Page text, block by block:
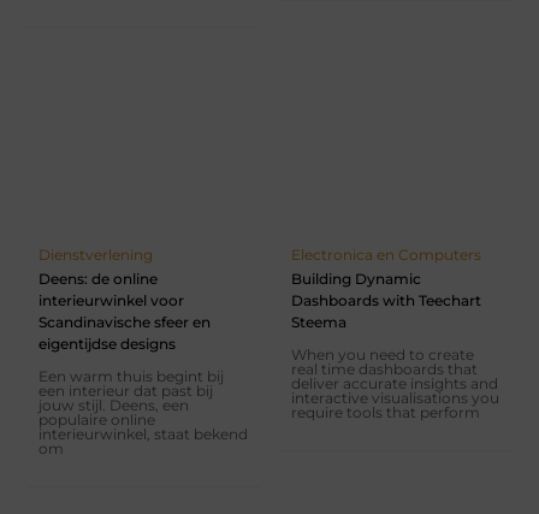
Dienstverlening
Deens: de online
interieurwinkel voor
Scandinavische sfeer en
eigentijdse designs
Een warm thuis begint bij
een interieur dat past bij
jouw stijl. Deens, een
populaire online
interieurwinkel, staat bekend
om
Electronica en Computers
Building Dynamic
Dashboards with Teechart
Steema
When you need to create
real time dashboards that
deliver accurate insights and
interactive visualisations you
require tools that perform